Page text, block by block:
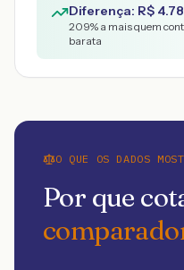
Diferença: R$
209% a mais quem
barata
O QUE OS DADOS
Por que